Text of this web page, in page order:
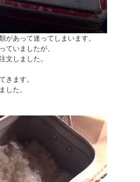
があって迷ってしまいます。
ていましたが、
文しました。
きます。
した。